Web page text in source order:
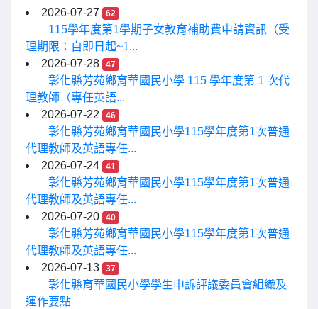
2026-07-27 62
115學年度第1學期子女教育補助費申請資訊（受
理期限：自即日起~1...
2026-07-28
47
彰化縣芳苑鄉育華國民小學 115 學年度第 1 次代
理教師（專任英語...
2026-07-22
46
彰化縣芳苑鄉育華國民小學115學年度第1次普通
代理教師及英語專任...
2026-07-24
41
彰化縣芳苑鄉育華國民小學115學年度第1次普通
代理教師及英語專任...
2026-07-20
40
彰化縣芳苑鄉育華國民小學115學年度第1次普通
代理教師及英語專任...
2026-07-13
37
彰化縣育華國民小學學生申訴評議委員會組織及
運作要點